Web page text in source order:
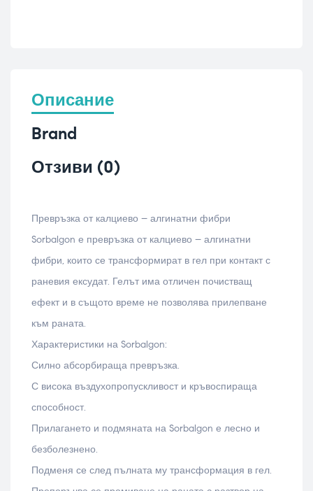
Описание
Brand
Отзиви (0)
Превръзка от калциево – алгинатни фибри
Sorbalgon е превръзка от калциево – алгинатни
фибри, които се трансформират в гел при контакт с
раневия ексудат. Гелът има отличен почистващ
ефект и в същото време не позволява прилепване
към раната.
Характеристики на Sorbalgon:
Силно абсорбираща превръзка.
С висока въздухопропускливост и кръвоспираща
способност.
Прилагането и подмяната на Sorbalgon е лесно и
безболезнено.
Подменя се след пълната му трансформация в гел.